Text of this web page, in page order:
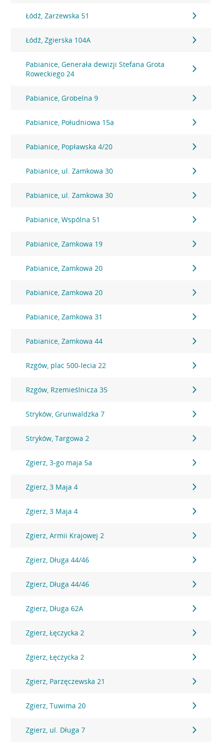
Łódź, Zarzewska 51
Łódź, Zgierska 104A
Pabianice, Generała dewizji Stefana Grota
Roweckiego 24
Pabianice, Grobelna 9
Pabianice, Południowa 15a
Pabianice, Popławska 4/20
Pabianice, ul. Zamkowa 30
Pabianice, ul. Zamkowa 30
Pabianice, Wspólna 51
Pabianice, Zamkowa 19
Pabianice, Zamkowa 20
Pabianice, Zamkowa 20
Pabianice, Zamkowa 31
Pabianice, Zamkowa 44
Rzgów, plac 500-lecia 22
Rzgów, Rzemieślnicza 35
Stryków, Grunwaldzka 7
Stryków, Targowa 2
Zgierz, 3-go maja 5a
Zgierz, 3 Maja 4
Zgierz, 3 Maja 4
Zgierz, Armii Krajowej 2
Zgierz, Długa 44/46
Zgierz, Długa 44/46
Zgierz, Długa 62A
Zgierz, Łęczycka 2
Zgierz, Łęczycka 2
Zgierz, Parzęczewska 21
Zgierz, Tuwima 20
Zgierz, ul. Długa 7